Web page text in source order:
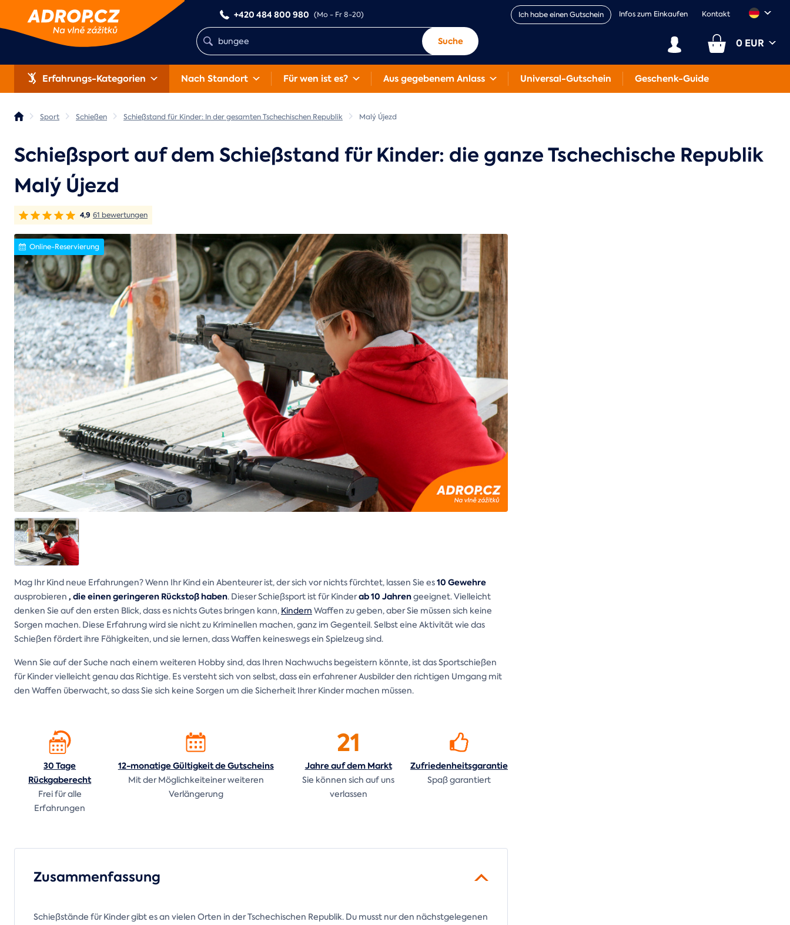
+420 484 800 980 (Mo - Fr 8-20) Ich habe einen Gutschein Infos zum Einkaufen Kontakt
Suche 0 EUR
Erfahrungs-Kategorien Nach Standort Für wen ist es? Aus gegebenem Anlass Universal-Gutschein Geschenk-Guide
Sport Schießen Schießstand für Kinder: In der gesamten Tschechischen Republik Malý Újezd
Schießsport auf dem Schießstand für Kinder: die ganze Tschechische Republik
Malý Újezd
4,9 61 bewertungen
Online-Reservierung
Mag Ihr Kind neue Erfahrungen? Wenn Ihr Kind ein Abenteurer ist, der sich vor nichts fürchtet, lassen Sie es10 Gewehre
ausprobieren , die einen geringeren Rückstoß haben. Dieser Schießsport ist für Kinderab 10 Jahrengeeignet. Vielleicht
denken Sie auf den ersten Blick, dass es nichts Gutes bringen kann, Kindern Waffen zu geben, aber Sie müssen sich keine
Sorgen machen. Diese Erfahrung wird sie nicht zu Kriminellen machen, ganz im Gegenteil. Selbst eine Aktivität wie das
Schießen fördert ihre Fähigkeiten, und sie lernen, dass Waffen keineswegs ein Spielzeug sind.
Wenn Sie auf der Suche nach einem weiteren Hobby sind, das Ihren Nachwuchs begeistern könnte, ist das Sportschießen
für Kinder vielleicht genau das Richtige. Es versteht sich von selbst, dass ein erfahrener Ausbilder den richtigen Umgang mit
den Waffen überwacht, so dass Sie sich keine Sorgen um die Sicherheit Ihrer Kinder machen müssen.
30 Tage
Rückgaberecht
Frei für alle
Erfahrungen
12-monatige Gültigkeit deGutscheins
Mit der Möglichkeiteiner weiteren
Verlängerung
21
Jahre auf dem Markt
Sie können sich auf uns
verlassen
Zufriedenheitsgarantie
Spaß garantiert
Zusammenfassung
Schießstände für Kinder gibt es an vielen Orten in der Tschechischen Republik. Du musst nur den nächstgelegenen